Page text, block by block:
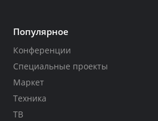
Популярное
Конференции
Специальные проекты
Маркет
Техника
ТВ